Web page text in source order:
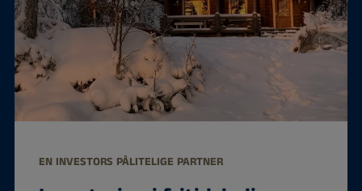
EN INVESTORS PÅLITELIGE PARTNER